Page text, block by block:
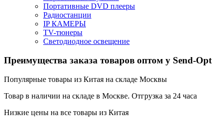
Портативные DVD плееры
Радиостанции
IP КАМЕРЫ
TV-тюнеры
Светодиодное освещение
Преимущества заказа товаров оптом у Send-Opt
Популярные товары из Китая на складе Москвы
Товар в наличии на складе в Москве. Отгрузка за 24 часа
Низкие цены на все товары из Китая